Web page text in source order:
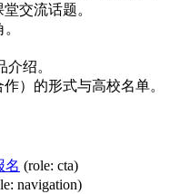
交流话题。
绍。
）的形式与高校名单。
名 (role: cta)
navigation)